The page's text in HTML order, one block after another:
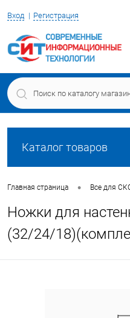
Вход Регистрация
Каталог товаров
Главная страница • Все для
Ножки для
(32/24/